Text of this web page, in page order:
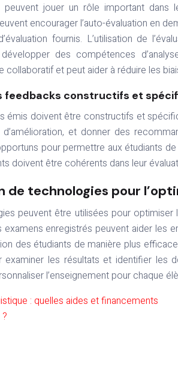
peuvent jouer un rôle important
encourager l’auto-évaluation en
fournis. L’utilisation de
des compétences
collaboratif et peut aider à réduire les
feedbacks constructifs et
émis doivent être constructifs et
et donner des
pour permettre aux étudiants
doivent être cohérents dans leur
de technologies pour
peuvent être utilisées pour optimiser
examens enregistrés peuvent aider les
des étudiants de manière plus
examiner les résultats et identifier les
l’enseignement pour chaque
: quelles aides et financements